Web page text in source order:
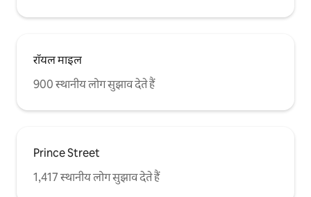
रॉयल माइल
900 स्थानीय लोग सुझाव देते हैं
Prince Street
1,417 स्थानीय लोग सुझाव देते हैं